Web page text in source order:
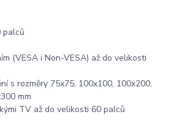
palců
(VESA i Non-VESA) až do velikosti
s rozměry 75x75, 100x100, 100x200,
mm
TV až do velikosti 60 palců